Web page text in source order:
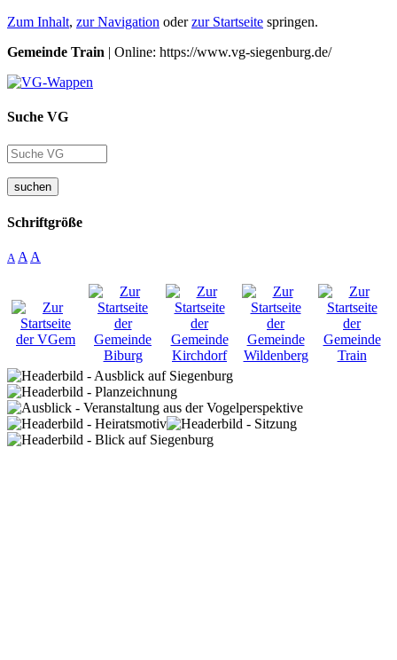
Zum Inhalt, zur Navigation oderzur Startseite springen.
Gemeinde Train | Online: https://www.vg-siegenburg.de/
Suche VG
suchen
Schriftgröße
A A A